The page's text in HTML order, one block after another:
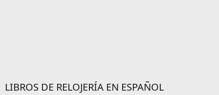
LIBROS DE RELOJERÍA EN ESPAÑOL